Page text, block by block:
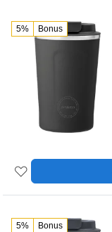
5% Bonus
5% Bonus